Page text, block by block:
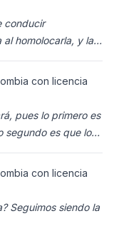
conducir
al homolocarla, y la
con licencia
pues lo primero es
segundo es que los
con licencia
Seguimos siendo la